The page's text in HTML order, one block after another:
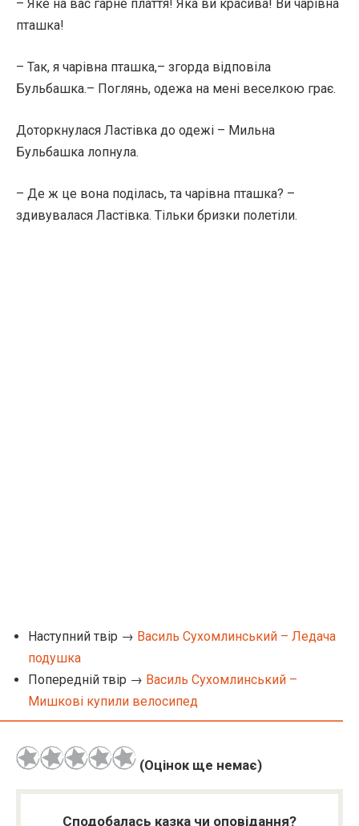
– Яке на вас гарне плаття! Яка ви красива! Ви чарівна
пташка!
– Так, я чарівна пташка,– згорда відповіла
Бульбашка.– Поглянь, одежа на мені веселкою грає.
Доторкнулася Ластівка до одежі – Мильна
Бульбашка лопнула.
– Де ж це вона поділась, та чарівна пташка? –
здивувалася Ластівка. Тільки бризки полетіли.
Наступний твір → Василь Сухомлинський – Ледача
подушка
Попередній твір → Василь Сухомлинський –
Мишкові купили велосипед
(Оцінок ще немає)
Сподобалась казка чи оповідання?